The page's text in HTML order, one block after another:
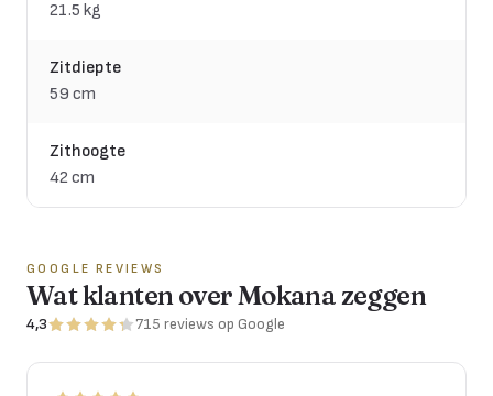
21.5 kg
Zitdiepte
59 cm
Zithoogte
42 cm
GOOGLE REVIEWS
Wat klanten over Mokana zeggen
4,3 715 reviews op Google